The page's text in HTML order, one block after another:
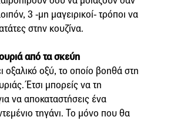
3 -μη μαγειρικοί- τρόποι να
στην κουζίνα.
από τα σκεύη
οξαλικό οξύ, το οποίο βοηθά στη
Έτσι μπορείς να τη
να αποκαταστήσεις ένα
τηγάνι. Το μόνο που θα